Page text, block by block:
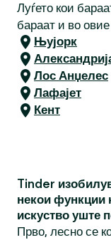
Луѓето кои
бараат и во
Њујорк
Лос Анџелес
Лафајет
Кент
Tinder
некои функции
искуство уште
Прво, лесно се